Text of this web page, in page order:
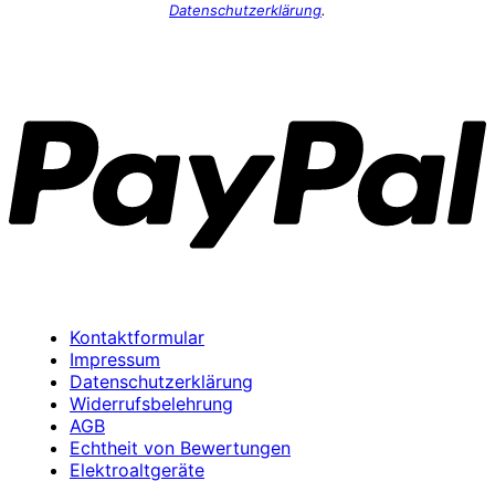
Datenschutzerklärung.
Kontaktformular
Impressum
Datenschutzerklärung
Widerrufsbelehrung
AGB
Echtheit von Bewertungen
Elektroaltgeräte